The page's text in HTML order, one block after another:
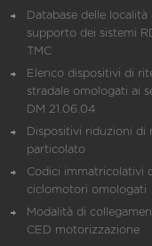
Database delle località
supporto dei sistemi
TMC
Elenco dispositivi di
stradale omologati ai
DM 21.06.04
Dispositivi riduzioni di
particolato
Codici immatricolativi
ciclomotori omologati
Modalità di
CED motorizzazione